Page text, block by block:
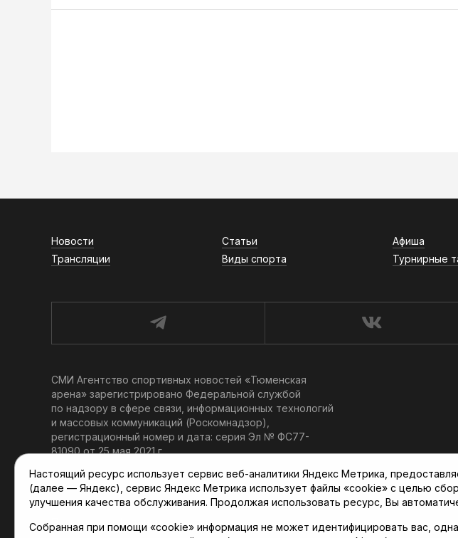
Новости Статьи Афиша
Трансляции
Виды спорта Турнирные
СМИ Агентство спортивных новостей «Тюменская
арена» зарегистрировано Федеральной службой
по надзору в сфере связи, информационных технологий
и массовых коммуникаций (Роскомнадзор),
регистрационный номер и дата: серия Эл № ФС77-
81090 от 25 мая 2021 г.
Главный редактор: Мартынов В. В.
При использовании материалов ссылка обязательна.
Политика конфиденциальности
Настоящий ресурс использует сервис веб-аналитики Яндекс Метрика,
(далее — Яндекс), сервис Яндекс Метрика использует файлы «cookie» с целью
улучшения качества обслуживания. Продолжая использовать ресурс, Вы
Собранная при помощи «cookie» информация не может идентифицировать вас,